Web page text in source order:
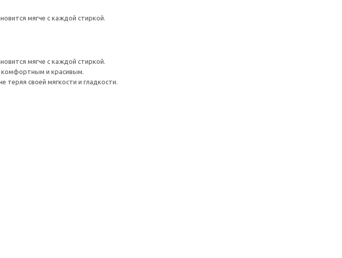
мягче с каждой стиркой.
мягче с каждой стиркой.
комфортным и красивым.
теряя своей мягкости и гладкости.